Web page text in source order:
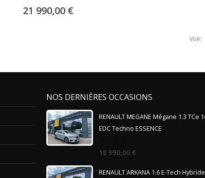
21 990,00 €
Voir:
NOS DERNIÈRES OCCASIONS
RENAULT MEGANE Mégane 1.3 TCe
EDC Techno ESSENCE
0
out
18 990,00 €
RENAULT ARKANA 1.6 E-Tech